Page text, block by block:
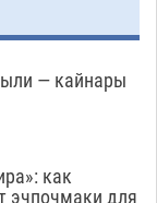
в режиме
угрожает
— кайнары
как
эчпочмаки для